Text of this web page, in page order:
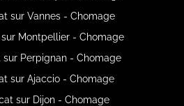
sur Vannes - Chomage
Montpellier - Chomage
sur Perpignan - Chomage
sur Ajaccio - Chomage
sur Dijon - Chomage